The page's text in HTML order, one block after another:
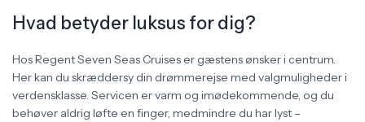
Hvad betyder luksus for dig?
Hos Regent Seven Seas Cruises er gæstens ønsker i centrum.
Her kan du skræddersy din drømmerejse med valgmuligheder i
verdensklasse. Servicen er varm og imødekommende, og du
behøver aldrig løfte en finger, medmindre du har lyst –